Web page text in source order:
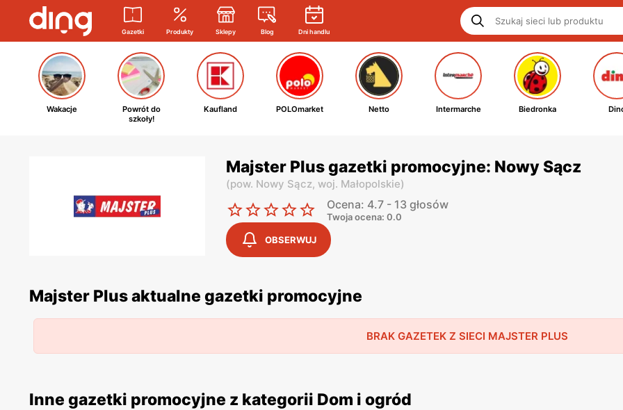
Gazetki Produkty Sklepy Blog Dni handlu
Wakacje
Powrót do
szkoły!
Kaufland POLOmarket Netto Intermarche Biedronka
Majster Plus gazetki promocyjne: Nowy Sącz
(pow. Nowy Sącz, woj. Małopolskie)
Ocena: 4.7 - 13 głosów
Twoja ocena: 0.0
OBSERWUJ
Majster Plus aktualne gazetki promocyjne
BRAK GAZETEK Z SIECI MAJSTER PLUS
Inne gazetki promocyjne z kategorii Dom i ogród